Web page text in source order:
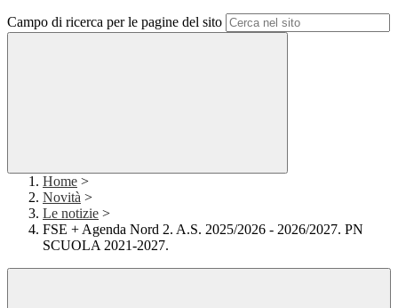
Campo di ricerca per le pagine del sito
Home >
Novità >
Le notizie >
FSE + Agenda Nord 2. A.S. 2025/2026 - 2026/2027. PN
SCUOLA 2021-2027.